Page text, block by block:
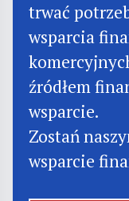
trwać
wsparcia
źródłem
wsparcie.
Zostań
wsparcie